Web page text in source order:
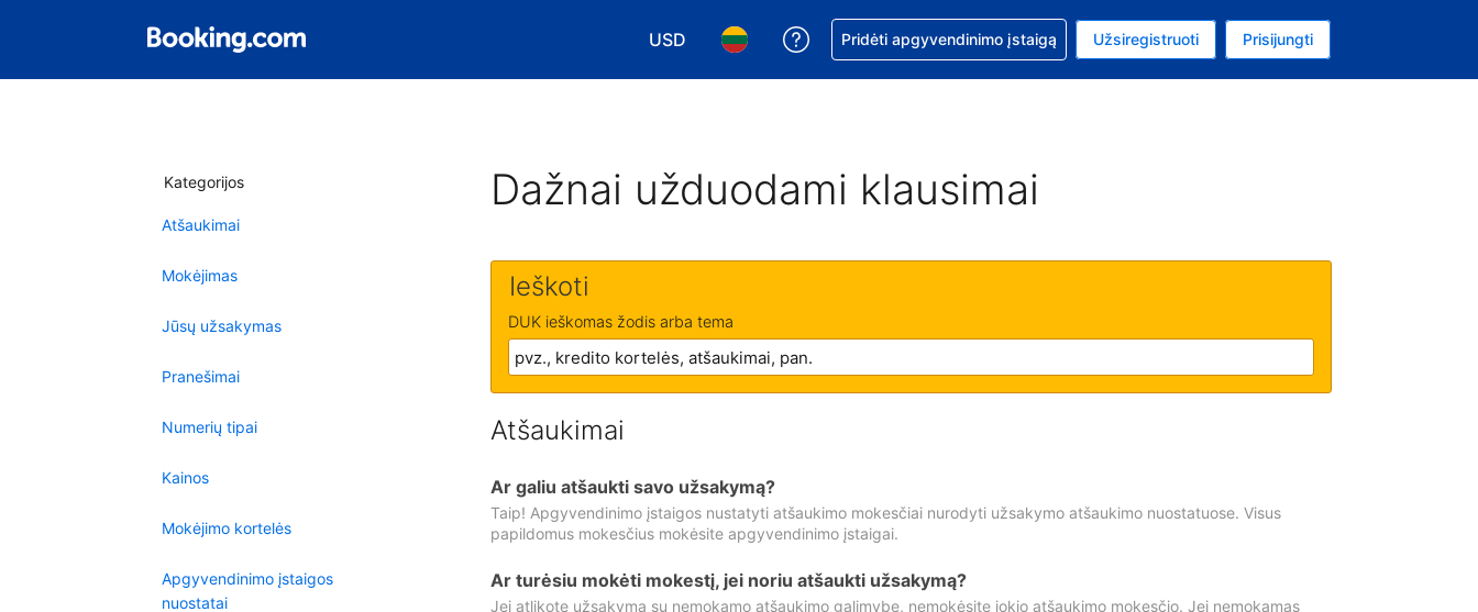
USD
Pasirinkite valiutą. Jūsų pasirinkta valiuta: Jungtinių Valstijų doleris
Pasirinkite kalbą. Jūsų pasirinkta kalba: Lietuvių
Pagalba dėl užsakymo
Pridėti apgyvendinimo įstaigą Užsiregistruoti Prisijungti
Kategorijos
Atšaukimai
Mokėjimas
Jūsų užsakymas
Pranešimai
Numerių tipai
Kainos
Mokėjimo kortelės
Apgyvendinimo įstaigos
nuostatai
Dažnai užduodami klausimai
Ieškoti
DUK ieškomas žodis arba tema
Atšaukimai
Ar galiu atšaukti savo užsakymą?
Taip! Apgyvendinimo įstaigos nustatyti atšaukimo mokesčiai nurodyti užsakymo atšaukimo nuostatuose. Visus
papildomus mokesčius mokėsite apgyvendinimo įstaigai.
Ar turėsiu mokėti mokestį, jei noriu atšaukti užsakymą?
Jei atlikote užsakymą su nemokamo atšaukimo galimybe, nemokėsite jokio atšaukimo mokesčio. Jei nemokamas